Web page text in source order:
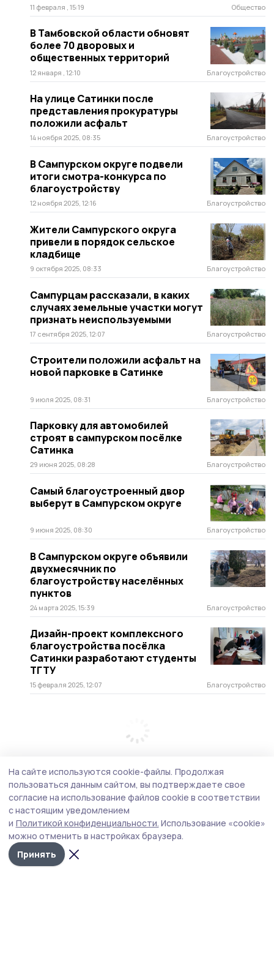
11 февраля , 15:19 Общество
В Тамбовской области обновят
более 70 дворовых и
общественных территорий
12 января , 12:10 Благоустройство
На улице Сатинки после
представления прокуратуры
положили асфальт
14 ноября 2025, 08:35 Благоустройство
В Сампурском округе подвели
итоги смотра-конкурса по
благоустройству
12 ноября 2025, 12:16 Благоустройство
Жители Сампурского округа
привели в порядок сельское
кладбище
9 октября 2025, 08:33 Благоустройство
Сампурцам рассказали, в каких
случаях земельные участки могут
признать неиспользуемыми
17 сентября 2025, 12:07 Благоустройство
Строители положили асфальт на
новой парковке в Сатинке
9 июля 2025, 08:31 Благоустройство
Парковку для автомобилей
строят в сампурском посёлке
Сатинка
29 июня 2025, 08:28 Благоустройство
Самый благоустроенный двор
выберут в Сампурском округе
9 июня 2025, 08:30 Благоустройство
В Сампурском округе объявили
двухмесячник по
благоустройству населённых
пунктов
24 марта 2025, 15:39 Благоустройство
Дизайн-проект комплексного
благоустройства посёлка
Сатинки разработают студенты
ТГТУ
15 февраля 2025, 12:07 Благоустройство
На сайте используются cookie-файлы. Продолжая
пользоваться данным сайтом, вы подтверждаете свое
согласие на использование файлов cookie в соответствии
с настоящим уведомлением
и Политикой конфиденциальности. Использование «cookie»
можно отменить в настройках браузера.
Принять